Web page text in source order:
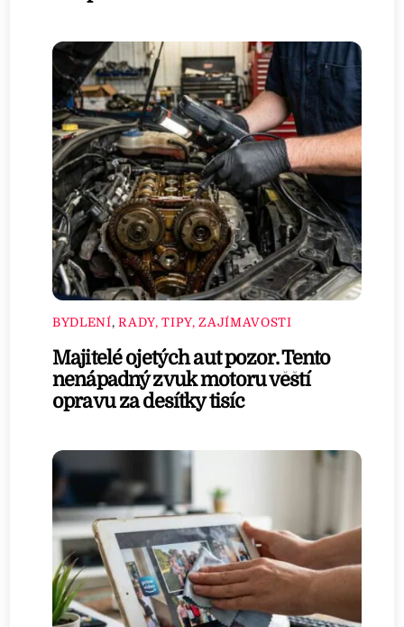
BYDLENÍ,RADY, TIPY, ZAJÍMAVOSTI
Majitelé ojetých aut pozor. Tento
nenápadný zvuk motoru věští
opravu za desítky tisíc